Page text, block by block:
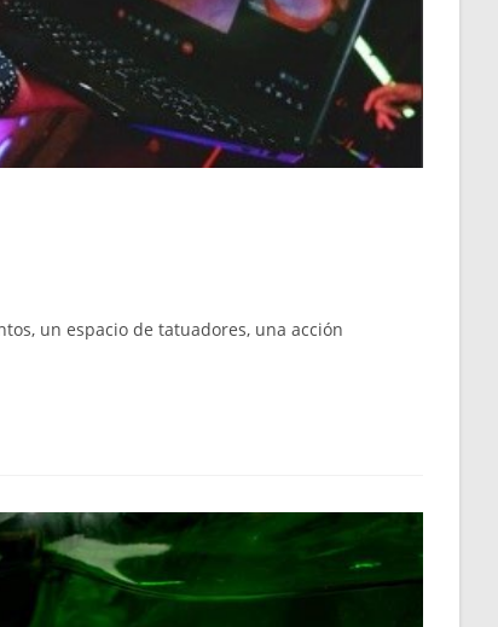
un espacio de tatuadores, una acción